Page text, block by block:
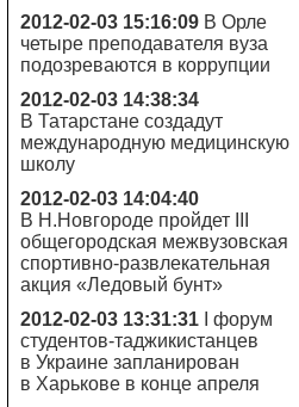
2012-02-03 15:16:09 В Орле
четыре преподавателя вуза
подозреваются в коррупции
2012-02-03 14:38:34
В Татарстане создадут
международную медицинскую
школу
2012-02-03 14:04:40
В Н.Новгороде пройдет III
общегородская межвузовская
спортивно-развлекательная
акция «Ледовый бунт»
2012-02-03 13:31:31
I форум
студентов-таджикистанцев
в Украине запланирован
в Харькове в конце апреля